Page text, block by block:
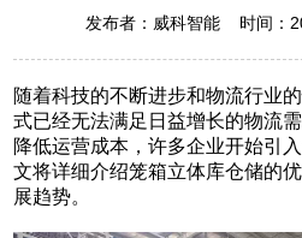
发布者：威科智能 时间：
随着科技的不断进步和物流行业
式已经无法满足日益增长的物流
降低运营成本，许多企业开始引
文将详细介绍笼箱立体库仓储的
展趋势。